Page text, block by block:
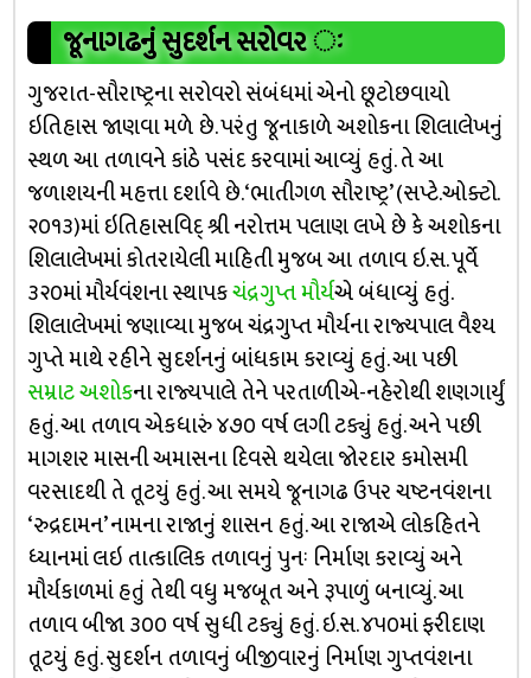
જૂનાગઢનું સુદર્શન સરોવર ઃ
ગુજરાત-સૌરાષ્ટ્રના સરોવરો સંબંધમાં એનો છૂટોછવાયો
ઇતિહાસ જાણવા મળે છે. પરંતુ જૂનાકાળે અશોકના શિલાલેખનું
સ્થળ આ તળાવને કાંઠે પસંદ કરવામાં આવ્યું હતું. તે આ
જળાશયની મહત્તા દર્શાવે છે. ‘ભાતીગળ સૌરાષ્ટ્ર’ (સપ્ટે.ઓક્ટો.
૨૦૧૩)માં ઇતિહાસવિદ્ શ્રી નરોત્તમ પલાણ લખે છે કે અશોકના
શિલાલેખમાં કોતરાયેલી માહિતી મુજબ આ તળાવ ઇ.સ. પૂર્વે
૩૨૦માં મૌર્યવંશના સ્થાપકચંદ્રગુપ્ત મૌર્યએ બંધાવ્યું હતું.
શિલાલેખમાં જણાવ્યા મુજબ ચંદ્રગુપ્ત મૌર્યના રાજ્યપાલ વૈશ્ય
ગુપ્તે માથે રહીને સુદર્શનનું બાંધકામ કરાવ્યું હતું. આ પછી
સમ્રાટ અશોકના રાજ્યપાલે તેને પરતાળીએ-નહેરોથી શણગાર્યું
હતું. આ તળાવ એકધારું ૪૭૦ વર્ષ લગી ટક્યું હતું. અને પછી
માગશર માસની અમાસના દિવસે થયેલા જોરદાર કમોસમી
વરસાદથી તે તૂટયું હતું. આ સમયે જૂનાગઢ ઉપર ચષ્ટનવંશના
‘રુદ્રદામન’ નામના રાજાનું શાસન હતું. આ રાજાએ લોકહિતને
ધ્યાનમાં લઇ તાત્કાલિક તળાવનું પુનઃ નિર્માણ કરાવ્યું અને
મૌર્યકાળમાં હતું તેથી વધુ મજબૂત અને રૂપાળું બનાવ્યું. આ
તળાવ બીજા ૩૦૦ વર્ષ સુધી ટક્યું હતું. ઇ.સ. ૪૫૦માં ફરીદાણ
તૂટયું હતું. સુદર્શન તળાવનું બીજીવારનું નિર્માણ ગુપ્તવંશના